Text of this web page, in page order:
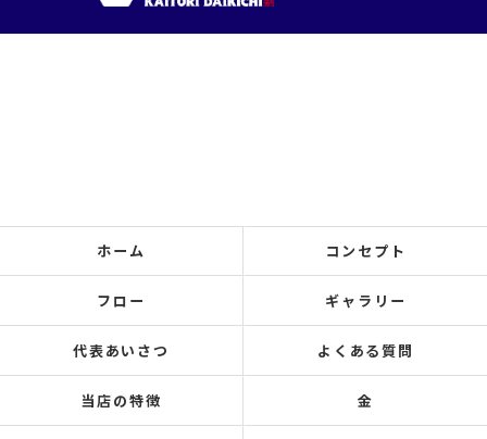
ホーム コンセプト
フロー ギャラリー
代表あいさつ よくある質問
当店の特徴 金